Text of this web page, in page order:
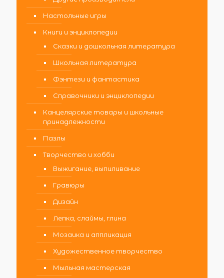
Настольные игры
Книги и энциклопедии
Сказки и дошкольная литература
Школьная литература
Фэнтези и фантастика
Справочники и энциклопедии
Канцелярские товары и школьные
принадлежности
Пазлы
Творчество и хобби
Выжигание, выпиливание
Гравюры
Дизайн
Лепка, слаймы, глина
Мозаика и аппликация
Художественное творчество
Мыльная мастерская